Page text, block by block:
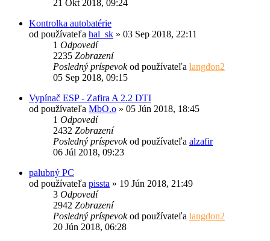
21 Okt 2018, 09:24
Kontrolka autobatérie
od používateľa hal_sk » 03 Sep 2018, 22:11
1 Odpovedí
2235 Zobrazení
Posledný príspevokod používateľa langdon2
05 Sep 2018, 09:15
Vypínač ESP - Zafira A 2.2 DTI
od používateľa MbO.o » 05 Jún 2018, 18:45
1 Odpovedí
2432 Zobrazení
Posledný príspevokod používateľa alzafir
06 Júl 2018, 09:23
palubný PC
od používateľa pissta » 19 Jún 2018, 21:49
3 Odpovedí
2942 Zobrazení
Posledný príspevokod používateľa langdon2
20 Jún 2018, 06:28